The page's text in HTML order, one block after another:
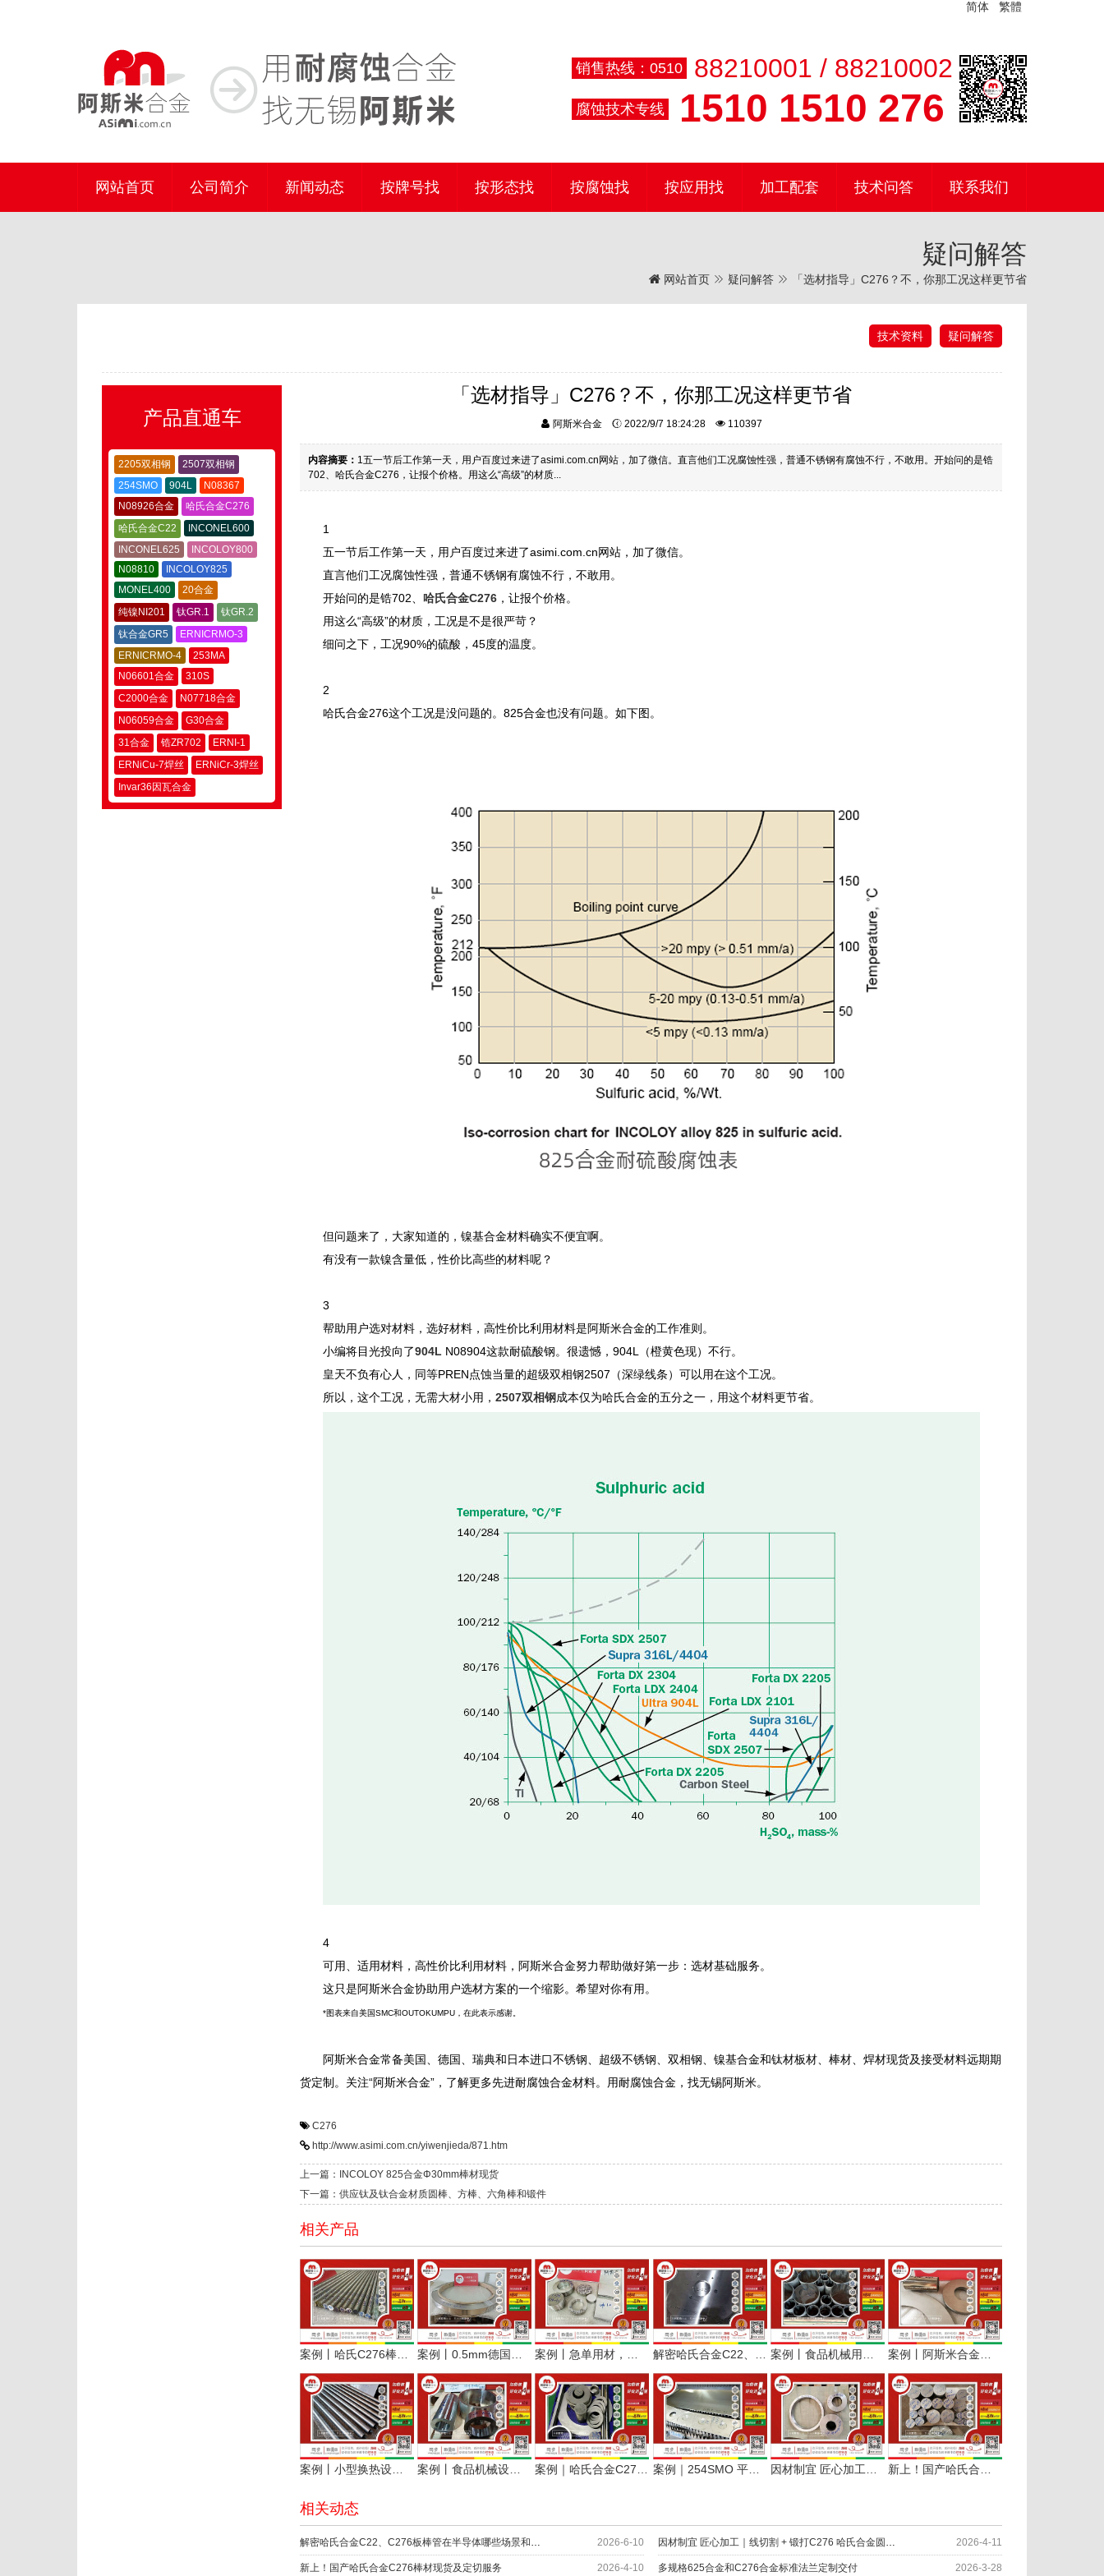
简体 繁體
销售热线：0510 88210001 / 88210002
腐蚀技术专线 1510 1510 276
网站首页 公司简介 新闻动态 按牌号找 按形态找 按腐蚀找 按应用找 加工配套 技术问答 联系我们
疑问解答
网站首页 疑问解答 「选材指导」C276？不，你那工况这样更节省
技术资料 疑问解答
产品直通车
2205双相钢
2507双相钢
254SMO
904L
N08367
N08926合金
哈氏合金C276
哈氏合金C22
INCONEL600
INCONEL625
INCOLOY800
N08810
INCOLOY825
MONEL400
20合金
纯镍NI201
钛GR.1
钛GR.2
钛合金GR5
ERNICRMO-3
ERNICRMO-4
253MA
N06601合金
310S
C2000合金
N07718合金
N06059合金
G30合金
31合金
锆ZR702
ERNI-1
ERNiCu-7焊丝
ERNiCr-3焊丝
Invar36因瓦合金
「选材指导」C276？不，你那工况这样更节省
阿斯米合金 2022/9/7 18:24:28 110397
内容摘要： 1五一节后工作第一天，用户百度过来进了asimi.com.cn网站，加了微信。直言他们工况腐蚀性强，普通不锈钢有腐蚀不行，不敢用。开始问的是锆
702、哈氏合金C276，让报个价格。用这么“高级”的材质...
1
五一节后工作第一天，用户百度过来进了asimi.com.cn网站，加了微信。
直言他们工况腐蚀性强，普通不锈钢有腐蚀不行，不敢用。
开始问的是锆702、哈氏合金C276 ，让报个价格。
用这么“高级”的材质，工况是不是很严苛？
细问之下，工况90%的硫酸，45度的温度。
2
哈氏合金276这个工况是没问题的。825合金也没有问题。如下图。
但问题来了，大家知道的，镍基合金材料确实不便宜啊。
有没有一款镍含量低，性价比高些的材料呢？
3
帮助用户选对材料，选好材料，高性价比利用材料是阿斯米合金的工作准则。
小编将目光投向了904L N08904这款耐硫酸钢。很遗憾，904L（橙黄色现）不行。
皇天不负有心人，同等PREN点蚀当量的超级双相钢2507（深绿线条）可以用在这个工况。
所以，这个工况，无需大材小用，2507双相钢成本仅为哈氏合金的五分之一，用这个材料更节省。
4
可用、适用材料，高性价比利用材料，阿斯米合金努力帮助做好第一步：选材基础服务。
这只是阿斯米合金协助用户选材方案的一个缩影。希望对你有用。
*图表来自美国SMC和OUTOKUMPU，在此表示感谢。
阿斯米合金常备美国、德国、瑞典和日本进口不锈钢、超级不锈钢、双相钢、镍基合金和钛材板材、棒材、焊材现货及接受材料远期期
货定制。关注“阿斯米合金”，了解更多先进耐腐蚀合金材料。用耐腐蚀合金，找无锡阿斯米。
C276
http://www.asimi.com.cn/yiwenjieda/871.htm
上一篇：INCOLOY 825合金Φ30mm棒材现货
下一篇：供应钛及钛合金材质圆棒、方棒、六角棒和锻件
相关产品
案例丨哈氏C276棒管板配套助力化机装备提质增效 案例丨0.5mm德国哈氏合金C276薄带，优质用料用于二次压延 案例丨急单用材，哈氏合金C276板棒快速安排加工发货纪实 解密哈氏合金C22、C276板棒管在半导体哪些场景和部位上应用？ 案例丨食品机械用哈氏合金C276接管按需定制加工 案例丨阿斯米合金交付进口哈氏合金C276光棒、板切圆环
案例｜254SMO 平板与 C276 哈氏合金切环，助力船舶维修应急保供
相关动态
2026-6-10 2026-4-11
新上！国产哈氏合金C276棒材现货及定切服务 2026-4-10 多规格625合金和C276合金标准法兰定制交付 2026-3-28